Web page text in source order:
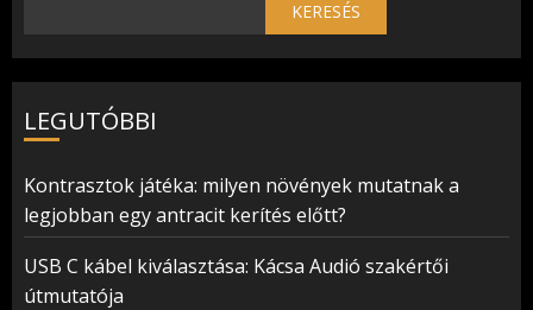
KERESÉS
LEGUTÓBBI
Kontrasztok játéka: milyen növények mutatnak a
legjobban egy antracit kerítés előtt?
USB C kábel kiválasztása: Kácsa Audió szakértői
útmutatója